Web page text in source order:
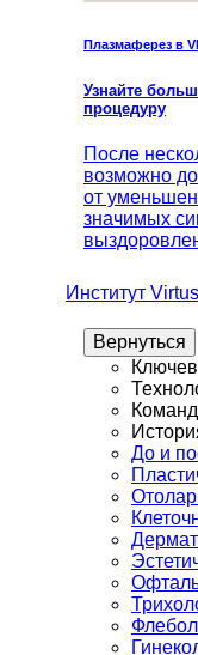
Плазмаферез в
Узнайте
процедуру
После
возможно
от
значимых
Институт Virtus
Вернуться
До и